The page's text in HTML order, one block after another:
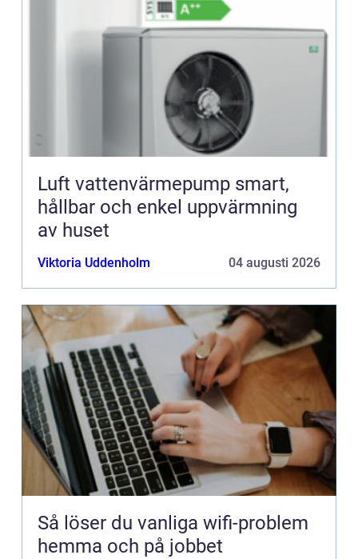
Luft vattenvärmepump smart,
hållbar och enkel uppvärmning
av huset
Viktoria Uddenholm 04 augusti 2026
Så löser du vanliga wifi-problem
hemma och på jobbet